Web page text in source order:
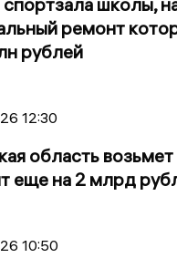
ремонт
рублей
12:30
область
еще на 2 млрд
10:50